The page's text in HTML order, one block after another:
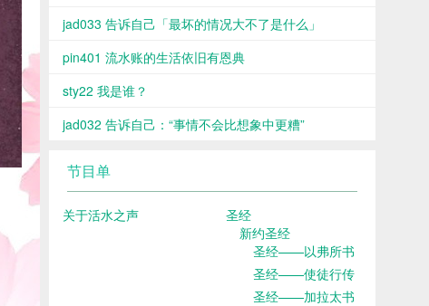
jad033 告诉自己「最坏的情况大不了是什么」
pin401 流水账的生活依旧有恩典
sty22 我是谁？
jad032 告诉自己：“事情不会比想象中更糟”
节目单
关于活水之声
圣经
新约圣经
圣经——以弗所书
圣经——使徒行传
圣经——加拉太书